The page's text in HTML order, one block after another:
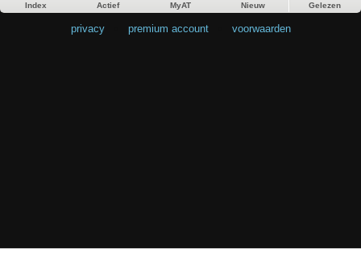
Index Actief MyAT Nieuw Gelezen
privacy premium account voorwaarden